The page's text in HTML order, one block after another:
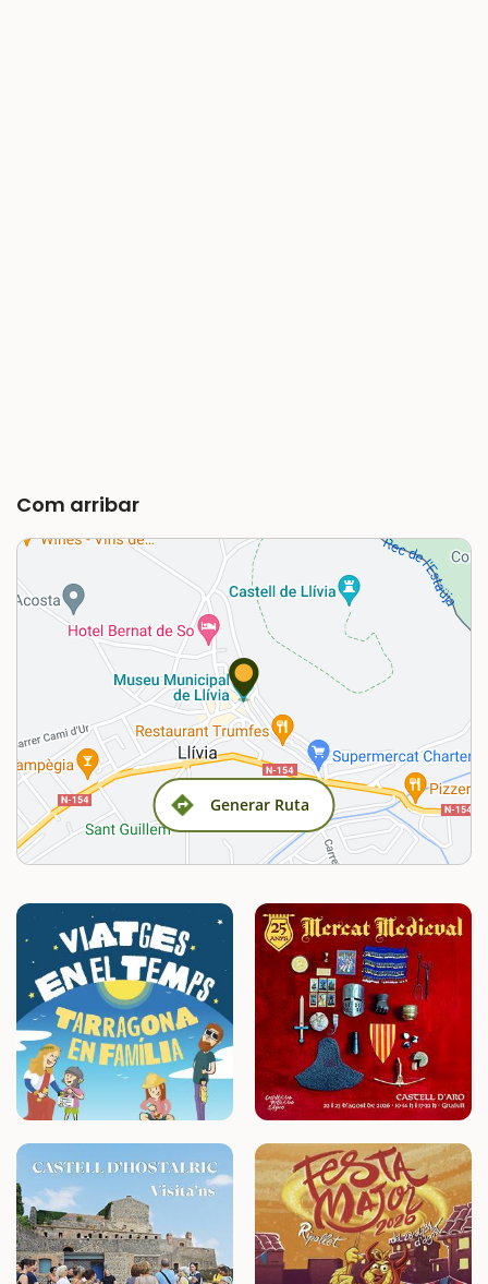
Com arribar
Generar Ruta